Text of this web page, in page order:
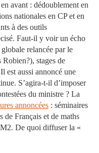
avant : dédoublement en
nationales en CP et en
à des outils
Faut-il y voir un écho
relancée par le
stages de
est aussi annoncé une
S’agira-t-il d’imposer
du ministre ? La
annoncées : séminaires
de Français et de maths
De quoi diffuser la «